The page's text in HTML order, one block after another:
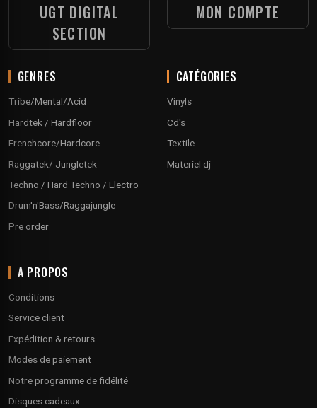
UGT DIGITAL
SECTION
MON COMPTE
GENRES
Tribe/Mental/Acid
Hardtek / Hardfloor
Frenchcore/Hardcore
Raggatek/ Jungletek
Techno / Hard Techno / Electro
Drum'n'Bass/Raggajungle
Pre order
CATÉGORIES
Vinyls
Cd's
Textile
Materiel dj
A PROPOS
Conditions
Service client
Expédition & retours
Modes de paiement
Notre programme de fidélité
Disques cadeaux